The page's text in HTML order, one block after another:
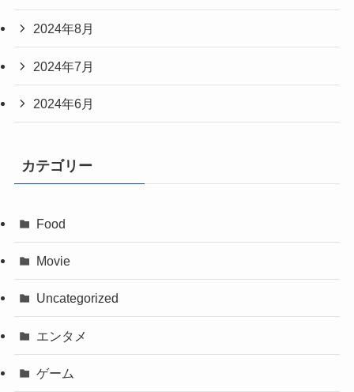
2024年8月
2024年7月
2024年6月
カテゴリー
Food
Movie
Uncategorized
エンタメ
ゲーム